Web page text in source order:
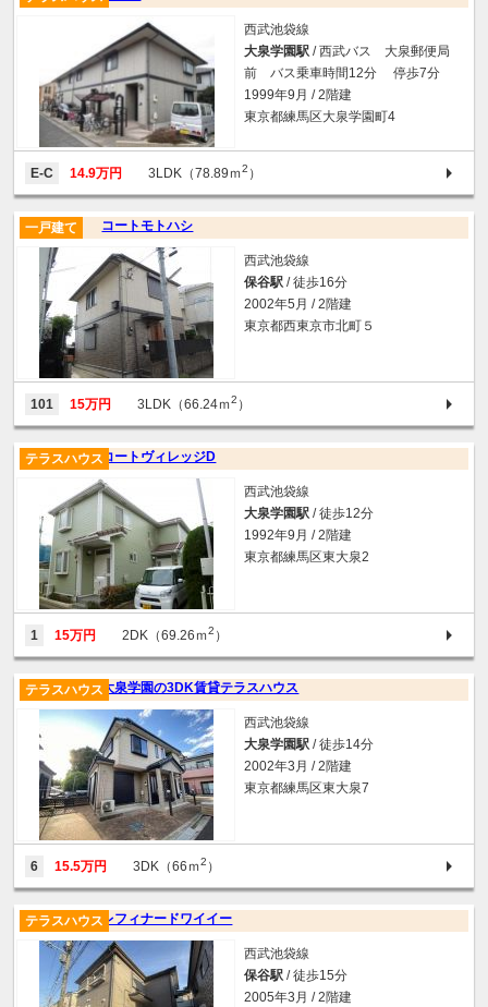
西武池袋線
大泉学園駅 / 西武バス 大泉郵便局
前 バス乗車時間12分 停歩7分
1999年9月 / 2階建
東京都練馬区大泉学園町4
E-C 14.9万円 3LDK（78.89ｍ2 ）
コートモトハシ
一戸建て
西武池袋線
保谷駅 / 徒歩16分
2002年5月 / 2階建
東京都西東京市北町５
101 15万円 3LDK（66.24ｍ2 ）
コートヴィレッジD
テラスハウス
西武池袋線
大泉学園駅 / 徒歩12分
1992年9月 / 2階建
東京都練馬区東大泉2
1 15万円 2DK（69.26ｍ2 ）
大泉学園の3DK賃貸テラスハウス
テラスハウス
西武池袋線
大泉学園駅 / 徒歩14分
2002年3月 / 2階建
東京都練馬区東大泉7
6 15.5万円 3DK（66ｍ2 ）
レフィナードワイイー
テラスハウス
西武池袋線
保谷駅 / 徒歩15分
2005年3月 / 2階建